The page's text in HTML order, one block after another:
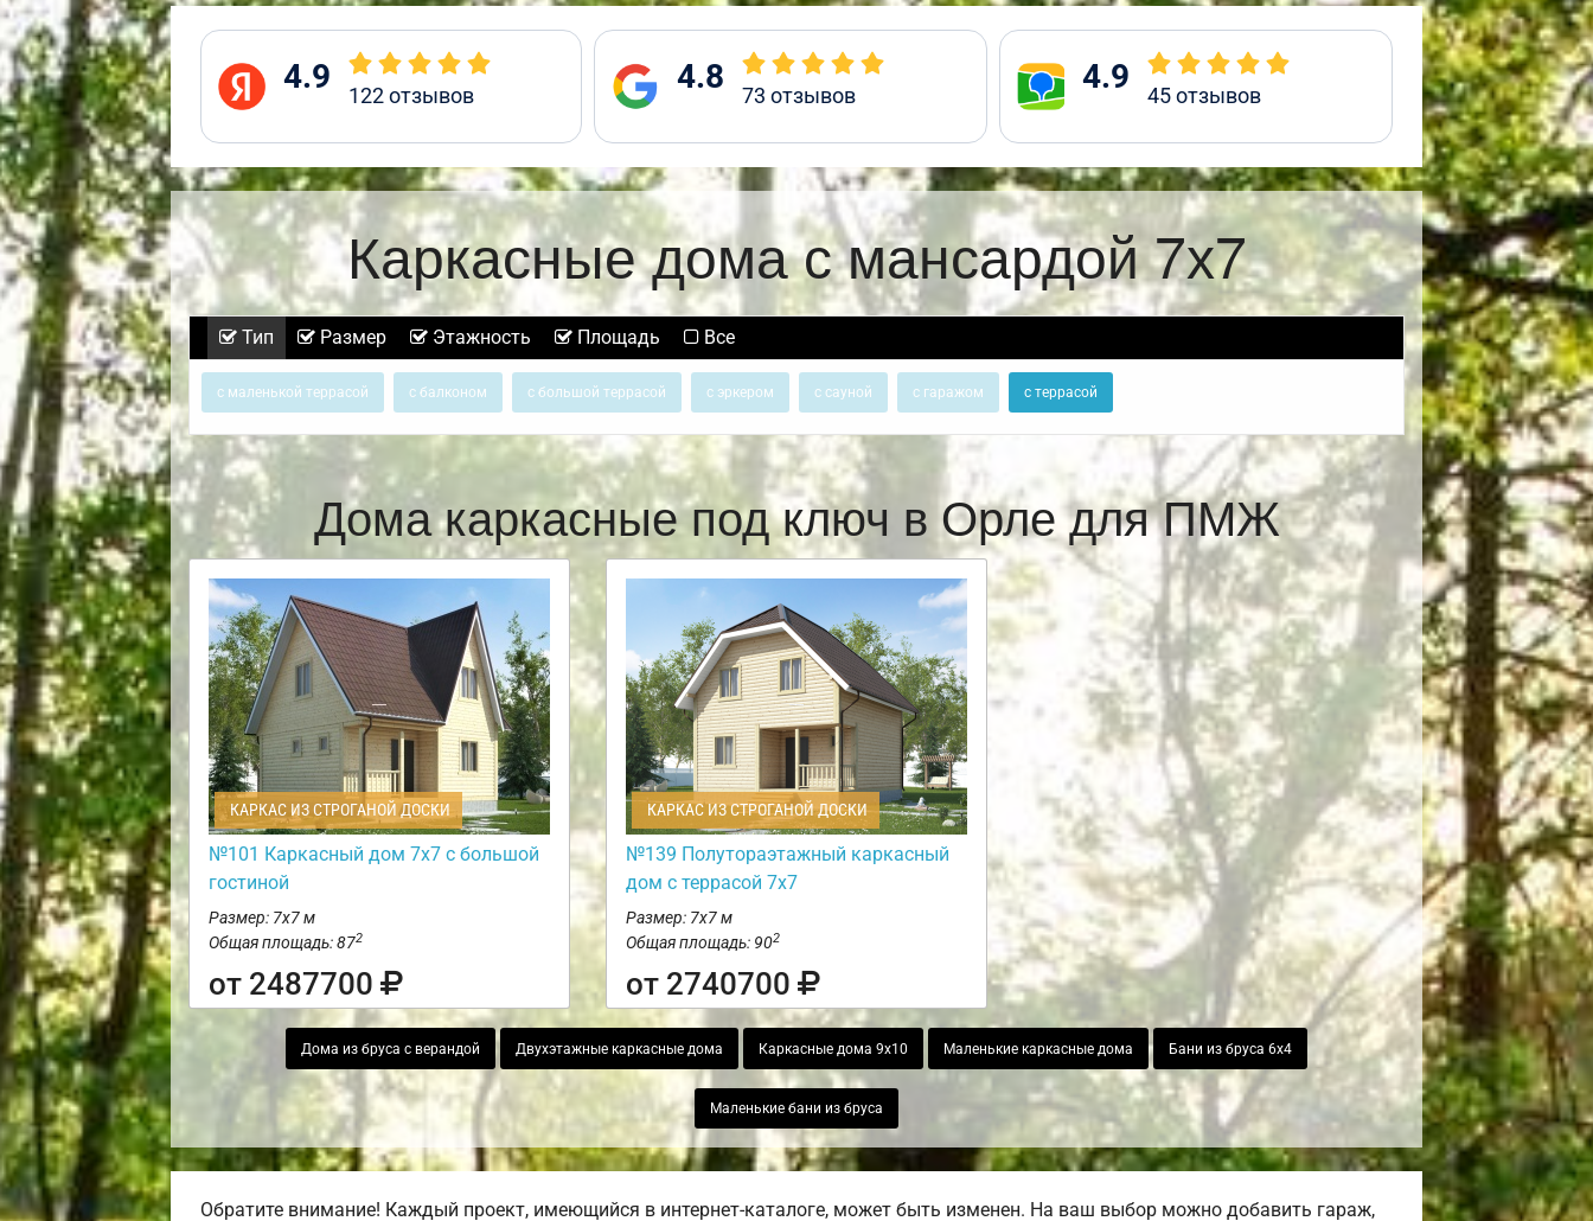
4.9 122отзывов 4.8 73 отзывов 4.9 45отзывов
Каркасные дома с мансардой 7х7
Тип Размер Этажность Площадь Все
с маленькой террасой с балконом с большой террасой с эркером с сауной с гаражом с террасой
Дома каркасные под ключ в Орле для ПМЖ
КАРКАС ИЗ СТРОГАНОЙ ДОСКИ
№101 Каркасный дом 7х7 с большой
гостиной
Размер: 7х7 м
Общая площадь: 872
от 2487700
КАРКАС ИЗ СТРОГАНОЙ ДОСКИ
№139 Полутораэтажный каркасный
дом с террасой 7х7
Размер: 7х7 м
Общая площадь: 902
от 2740700
Дома из бруса с верандой Двухэтажные каркасные дома Каркасные дома 9х10 Маленькие каркасные дома Бани из бруса 6х4
Маленькие бани из бруса
Обратите внимание! Каждый проект, имеющийся в интернет-каталоге, может быть изменен. На ваш выбор можно добавить гараж,